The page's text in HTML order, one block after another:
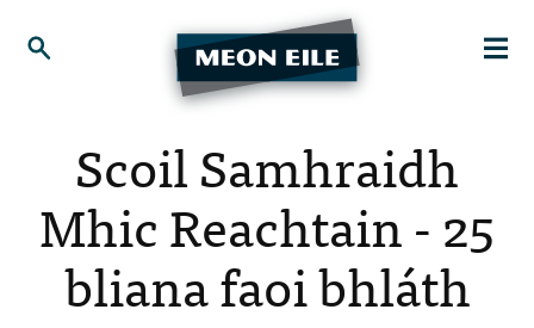
Scoil Samhraidh
Mhic Reachtain - 25
bliana faoi bhláth